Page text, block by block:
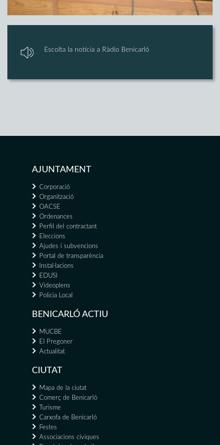
Escolta la notícia a Ràdio Benicarló
AJUNTAMENT
Corporació
Organització
OACSE
Ordenances
Perfil del contractant
Eleccions
Ajudes i subvencions
Portal de transparència
Instal·lacions
EDUSI
Videoplens
Policia Local
BENICARLÓ ACTIU
MUCBE
El Pregoner
Actualitat
CIUTAT
Mapa de la ciutat
Comerç de Benicarló
Turisme
Carxofa de Benicarló
Festes
Associacions cíviques